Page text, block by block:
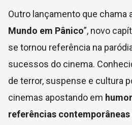
Outro lançamento que chama
Mundo em Pânico”, novo
se tornou referência na
sucessos do cinema.
de terror, suspense e cultura
cinemas apostando em
referências